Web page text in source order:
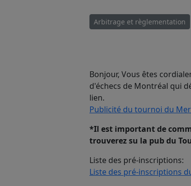
Arbitrage et règlementation
Bonjour, Vous êtes
d'échecs de Montréal qui
lien.
Publicité du tournoi du
*Il est important de
trouverez su la pub du
Liste des pré-inscriptions:
Liste des pré-inscriptions